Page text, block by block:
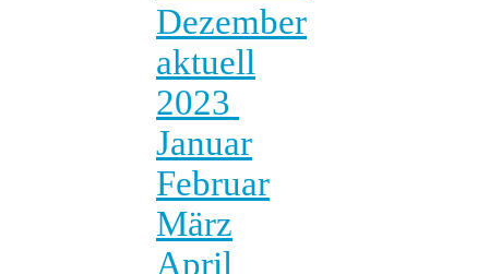
Dezember
aktuell
2023
Januar
Februar
März
April